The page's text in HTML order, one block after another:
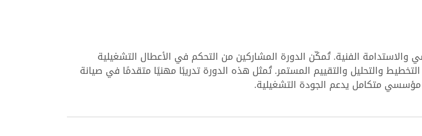
والاستدامة الفنية. تُمكّن الدورة المشاركين من التحكم في الأعطال التشغيلية
والتحليل والتقييم المستمر. تُمثل هذه الدورة تدريبًا مهنيًا متقدمًا في صيانة
متكامل يدعم الجودة التشغيلية.